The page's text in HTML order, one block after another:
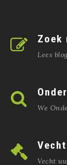
Zoek
Lees
We
Vecht